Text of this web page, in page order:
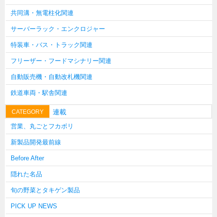
韓国
上海
タイ
台湾
採用情報
インタビュー
入社１年目アンケート
入社式・創立記念式典
新年賀詞交歓会
メディア情報
共同溝・無電柱化関連
サーバーラック・エンクロジャー
特装車・バス・トラック関連
フリーザー・フードマシナリー関連
自動販売機・自動改札機関連
鉄道車両・駅舎関連
CATEGORY 連載
営業、丸ごとフカボリ
新製品開発最前線
Before After
隠れた名品
旬の野菜とタキゲン製品
PICK UP NEWS